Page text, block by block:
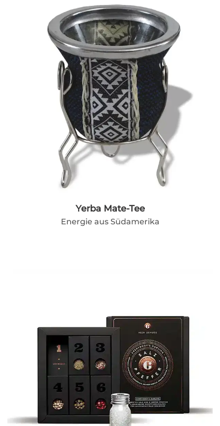
Yerba Mate-Tee
Energie aus Südamerika